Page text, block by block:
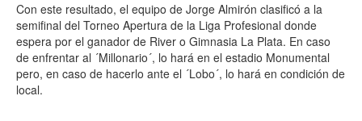
Con este resultado, el equipo de Jorge Almirón clasificó a la
semifinal del Torneo Apertura de la Liga Profesional donde
espera por el ganador de River o Gimnasia La Plata. En caso
de enfrentar al ´Millonario´, lo hará en el estadio Monumental
pero, en caso de hacerlo ante el ´Lobo´, lo hará en condición de
local.